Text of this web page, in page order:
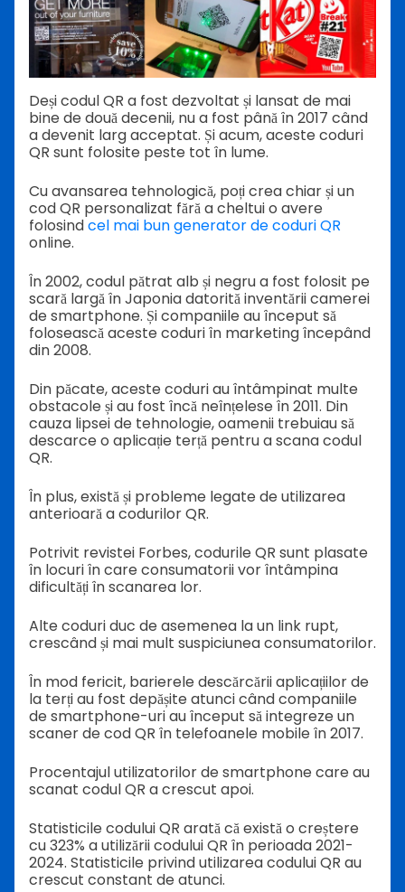
Deși codul QR a fost dezvoltat și lansat de mai
bine de două decenii, nu a fost până în 2017 când
a devenit larg acceptat. Și acum, aceste coduri
QR sunt folosite peste tot în lume.
Cu avansarea tehnologică, poți crea chiar și un
cod QR personalizat fără a cheltui o avere
folosindcel mai bun generator de coduri QR
online.
În 2002, codul pătrat alb și negru a fost folosit pe
scară largă în Japonia datorită inventării camerei
de smartphone. Și companiile au început să
folosească aceste coduri în marketing începând
din 2008.
Din păcate, aceste coduri au întâmpinat multe
obstacole și au fost încă neînțelese în 2011. Din
cauza lipsei de tehnologie, oamenii trebuiau să
descarce o aplicație terță pentru a scana codul
QR.
În plus, există și probleme legate de utilizarea
anterioară a codurilor QR.
Potrivit revistei Forbes, codurile QR sunt plasate
în locuri în care consumatorii vor întâmpina
dificultăți în scanarea lor.
Alte coduri duc de asemenea la un link rupt,
crescând și mai mult suspiciunea consumatorilor.
În mod fericit, barierele descărcării aplicațiilor de
la terți au fost depășite atunci când companiile
de smartphone-uri au început să integreze un
scaner de cod QR în telefoanele mobile în 2017.
Procentajul utilizatorilor de smartphone care au
scanat codul QR a crescut apoi.
Statisticile codului QR arată că există o creștere
cu 323% a utilizării codului QR în perioada 2021-
2024. Statisticile privind utilizarea codului QR au
crescut constant de atunci.